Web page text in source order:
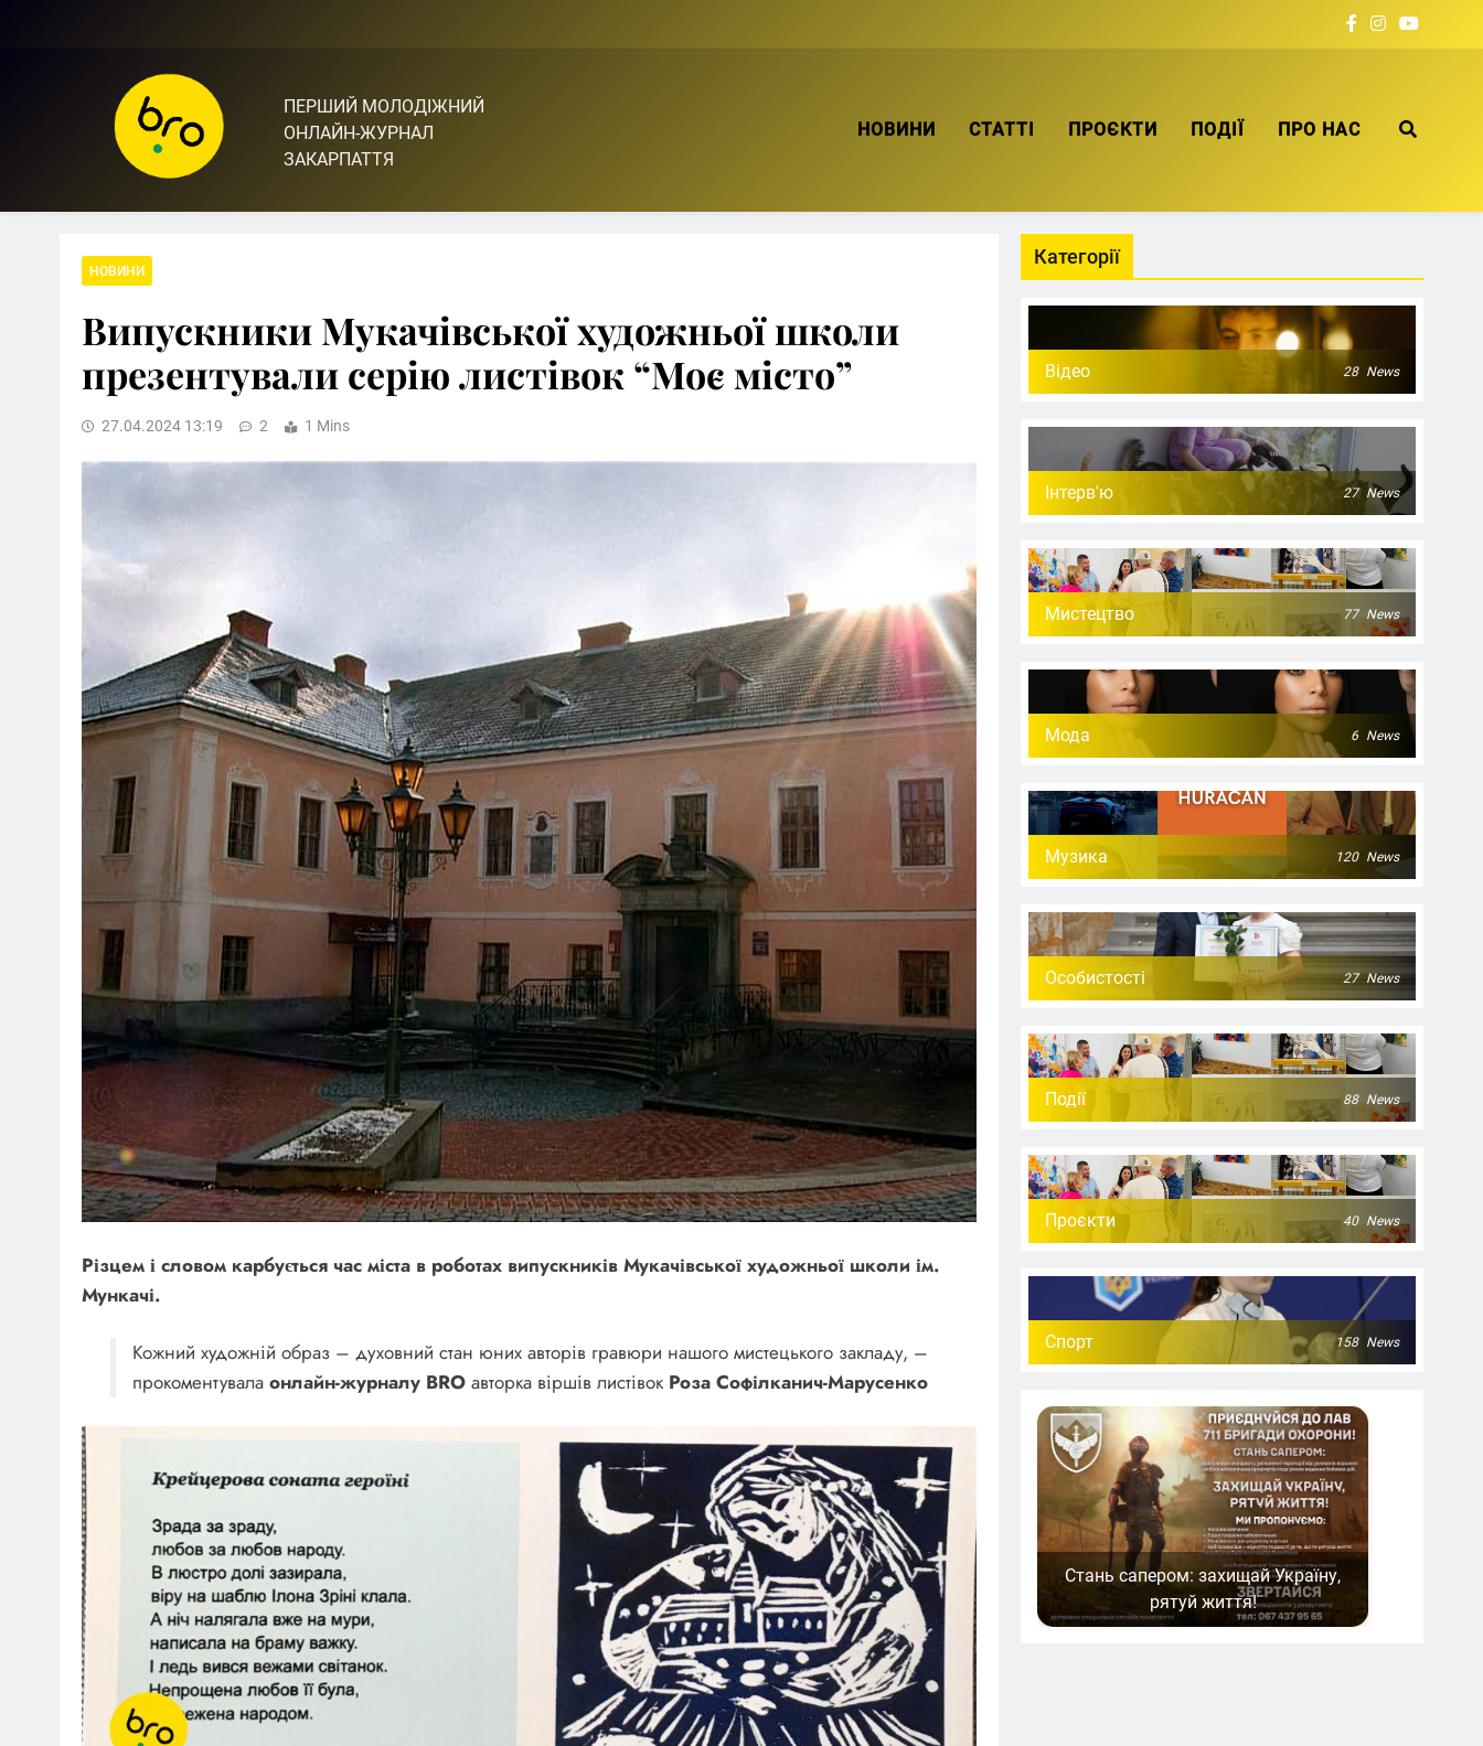
Bro.org.ua | BRO – ЦЕ ТВІЙ БРО
ПЕРШИЙ МОЛОДІЖНИЙ
ОНЛАЙН-ЖУРНАЛ
ЗАКАРПАТТЯ
НОВИНИ СТАТТІ ПРОЄКТИ ПОДІЇ ПРО НАС
НОВИНИ
Випускники Мукачівської художньої школи
презентували серію листівок “Моє місто”
27.04.2024 13:19 2 1 Mins
Різцем і словом карбується час міста в роботах випускників Мукачівської художньої школи ім.
Мункачі.
Кожний художній образ – духовний стан юних авторів гравюри нашого мистецького закладу, –
прокоментувала онлайн-журналу BRO авторка віршів листівок Роза Софілканич-Марусенко
Категорії
Відео 28 News
Інтерв'ю 27 News
Мистецтво 77 News
Мода 6 News
Музика 120 News
Особистості 27 News
Події 88 News
Проєкти 40 News
Спорт 158 News
Стань сапером: захищай Україну,
рятуй життя!